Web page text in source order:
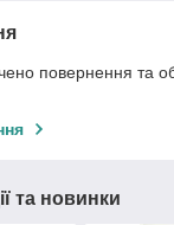
повернення та
та новинки